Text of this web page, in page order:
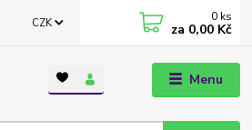
Menu
CZK 0 ks
za 0,00 Kč